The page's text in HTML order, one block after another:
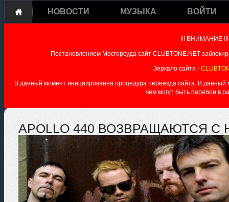
НОВОСТИ МУЗЫКА ВОЙТИ
!!! ВНИМАНИЕ !!!
Постановлением Мосгорсуда сайт CLUBTONE.NET
Зеркало сайта -
В данный момент инициированна процедура переезда сайта. В данный
чем могут быть перебои в
APOLLO 440 ВОЗВРАЩАЮТСЯ